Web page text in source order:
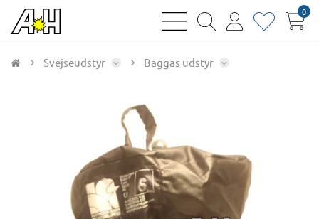
bars
magnifying
user
heart0
Svejseudstyr Baggas udstyr